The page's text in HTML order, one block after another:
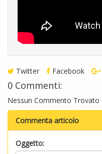
Twitter Facebook
0 Commenti:
Nessun Commento Trovato
Commenta articolo
Oggetto: